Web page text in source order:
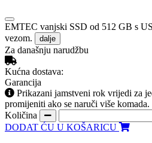
EMTEC vanjski SSD od 512 GB s
vezom.
dalje
Za današnju narudžbu
Kućna dostava:
Garancija
Prikazani jamstveni rok vrijedi za
promijeniti ako se naruči više komada.
Količina
DODAT ĆU U KOŠARICU